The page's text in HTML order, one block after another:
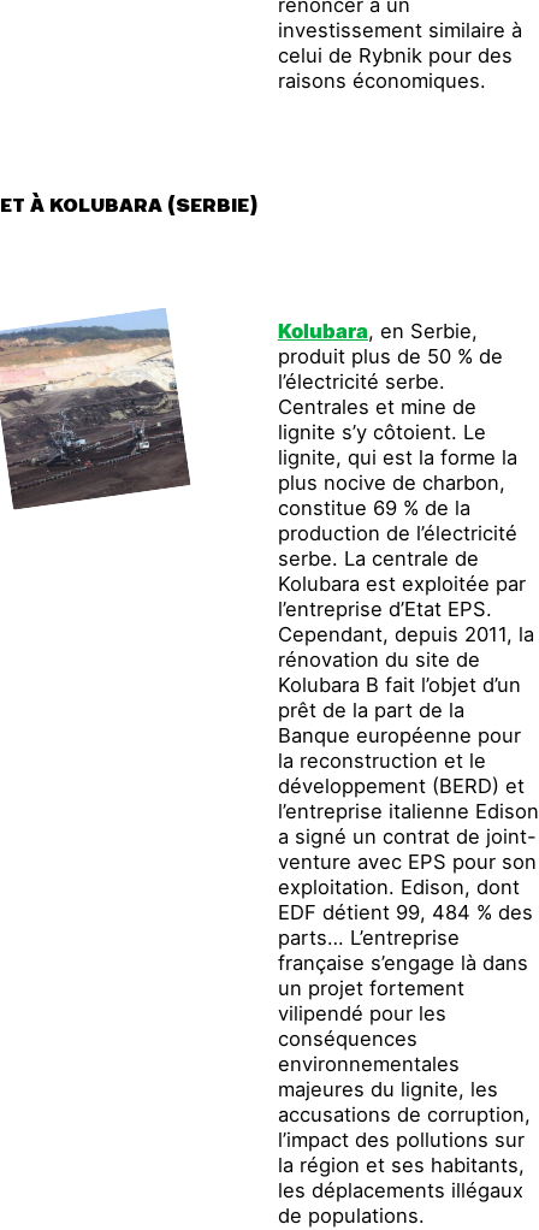
renoncer à un
investissement similaire à
celui de Rybnik pour des
raisons économiques.
ET À KOLUBARA (SERBIE)
Kolubara, en Serbie,
produit plus de 50 % de
l’électricité serbe.
Centrales et mine de
lignite s’y côtoient. Le
lignite, qui est la forme la
plus nocive de charbon,
constitue 69 % de la
production de l’électricité
serbe. La centrale de
Kolubara est exploitée par
l’entreprise d’Etat EPS.
Cependant, depuis 2011, la
rénovation du site de
Kolubara B fait l’objet d’un
prêt de la part de la
Banque européenne pour
la reconstruction et le
développement (BERD) et
l’entreprise italienne Edison
a signé un contrat de joint-
venture avec EPS pour son
exploitation. Edison, dont
EDF détient 99, 484 % des
parts… L’entreprise
française s’engage là dans
un projet fortement
vilipendé pour les
conséquences
environnementales
majeures du lignite, les
accusations de corruption,
l’impact des pollutions sur
la région et ses habitants,
les déplacements illégaux
de populations.